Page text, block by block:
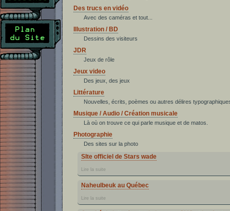
Des trucs en vidéo
Avec des caméras et tout...
Illustration / BD
Dessins des visiteurs
JDR
Jeux de rôle
Jeux video
Des jeux, des jeux
Littérature
Nouvelles, écrits, poèmes ou autres délires
Musique / Audio / Création musicale
Là où on trouve ce qui parle musique et de matos.
Photographie
Des sites sur la photo
SIte officiel de Stars wade
Lire la suite
Naheulbeuk au Québec
Lire la suite